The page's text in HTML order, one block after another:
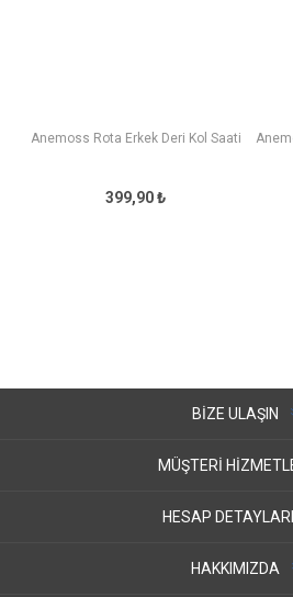
Anemoss Rota Erkek Deri Kol Saati
399,90 ₺
BIZE ULAŞIN
MÜŞTERI
HESAP
HAKKIMIZDA